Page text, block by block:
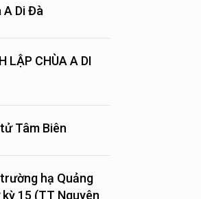
A Di Đà
LẬP CHÙA A DI
Tâm Biên
hạ Quảng
15 (TT Nguyên